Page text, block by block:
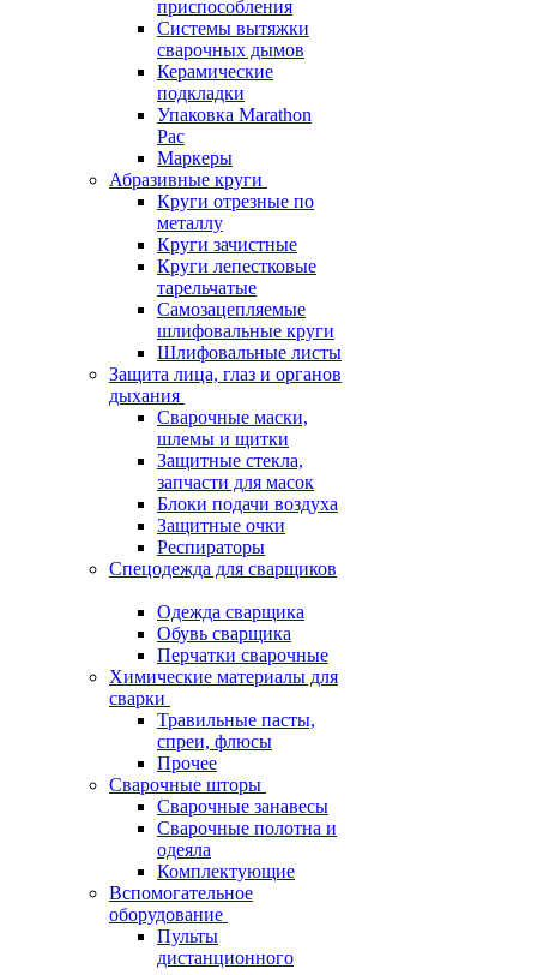
приспособления
Системы вытяжки
сварочных дымов
Керамические
подкладки
Упаковка Marathon
Pac
Маркеры
Абразивные круги
Круги отрезные по
металлу
Круги зачистные
Круги лепестковые
тарельчатые
Самозацепляемые
шлифовальные круги
Шлифовальные листы
Защита лица, глаз и органов
дыхания
Сварочные маски,
шлемы и щитки
Защитные стекла,
запчасти для масок
Блоки подачи воздуха
Защитные очки
Респираторы
Спецодежда для сварщиков
Одежда сварщика
Обувь сварщика
Перчатки сварочные
Химические материалы для
сварки
Травильные пасты,
спреи, флюсы
Прочее
Сварочные шторы
Сварочные занавесы
Сварочные полотна и
одеяла
Комплектующие
Вспомогательное
оборудование
Пульты
дистанционного